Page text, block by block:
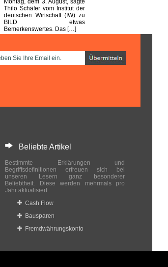
Montag, dem 3. August, sagte
Thilo Schäfer vom Institut der
deutschen Wirtschaft (IW) zu
BILD etwas
Bemerkenswertes. Das […]
Beliebte Artikel
Bestimmte Erklärungen und
Begriffsdefinitionen erfreuen sich bei
unseren Lesern ganz besonderer
Beliebtheit. Diese werden mehrmals pro
Jahr aktualisiert.
Cash Flow
Bausparen
Fremdwährungskonto